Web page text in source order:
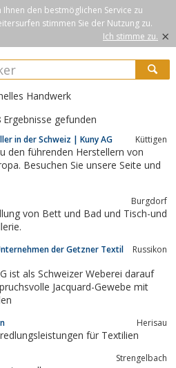
den bestmöglichen Service zu
stimmen Sie der Nutzung zu.
Ich stimme zu. ×
Handwerk
Ergebnisse gefunden
in der Schweiz | Kuny AG Küttigen
den führenden Herstellern von
Besuchen Sie unsere Seite und
Burgdorf
von Bett und Bad und Tisch-und
der Getzner Textil
Russikon
ist als Schweizer Weberei darauf
Herisau
für Textilien
Strengelbach